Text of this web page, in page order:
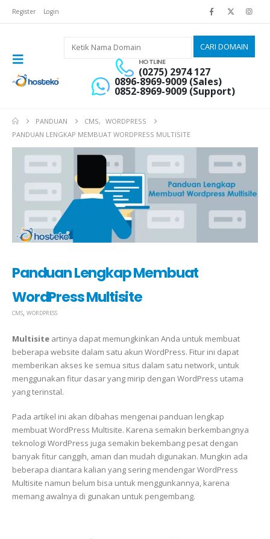
Register Login
HOTLINE
(0275) 2974 127
0896-8969-9009 (Sales)
0852-8969-9009 (Support)
PANDUAN CMS,
WORDPRESS
PANDUAN LENGKAP MEMBUAT WORDPRESS MULTISITE
Panduan Lengkap Membuat
WordPress Multisite
CMS WORDPRESS
Multisite artinya dapat memungkinkan Anda untuk membuat
beberapa website dalam satu akun WordPress. Fitur ini dapat
memberikan akses ke semua situs dalam satu network, untuk
menggunakan fitur dasar yang mirip dengan WordPress utama
yang terinstal.
Pada artikel ini akan dibahas mengenai panduan lengkap
membuat WordPress Multisite. Karena semakin berkembangnya
teknologi WordPress juga semakin bekembang pesat dengan
banyak fitur canggih, aman dan mudah digunakan. Mungkin ada
beberapa diantara kalian yang sering mendengar WordPress
Multisite namun belum bisa untuk menggunkannya, karena
memang awalnya di gunakan untuk pengembang.